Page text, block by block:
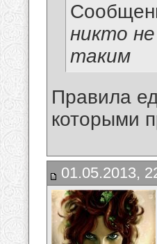
никто
таким
Правила
которыми
01.05.2013,